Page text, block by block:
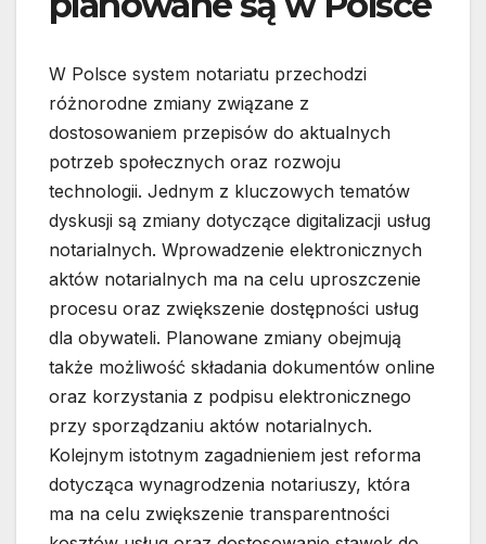
W Polsce system notariatu przechodzi
różnorodne zmiany związane z
dostosowaniem przepisów do aktualnych
potrzeb społecznych oraz rozwoju
technologii. Jednym z kluczowych tematów
dyskusji są zmiany dotyczące digitalizacji usług
notarialnych. Wprowadzenie elektronicznych
aktów notarialnych ma na celu uproszczenie
procesu oraz zwiększenie dostępności usług
dla obywateli. Planowane zmiany obejmują
także możliwość składania dokumentów online
oraz korzystania z podpisu elektronicznego
przy sporządzaniu aktów notarialnych.
Kolejnym istotnym zagadnieniem jest reforma
dotycząca wynagrodzenia notariuszy, która
ma na celu zwiększenie transparentności